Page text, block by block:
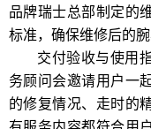
品牌瑞士总部制定的
标准，确保维修后的
交付验收与使用
务顾问会邀请用户一
的修复情况、走时的